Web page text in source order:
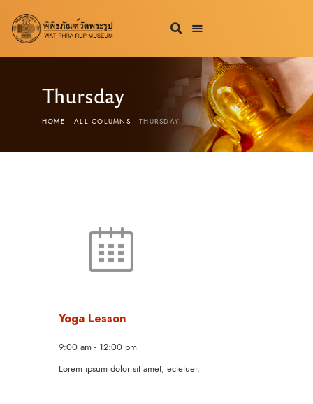
Thursday
HOME ALL COLUMNS THURSDAY
Yoga Lesson
9:00 am - 12:00 pm
Lorem ipsum dolor sit amet, ectetuer.